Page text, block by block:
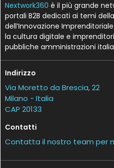
Nextwork360 è il più grande
portali B2B dedicati ai temi
dell’Innovazione
la cultura digitale e
pubbliche amministrazioni
Indirizzo
Via Moretto da Brescia, 22
Milano - Italia
CAP 20133
Contatti
Contatta il nostro team per